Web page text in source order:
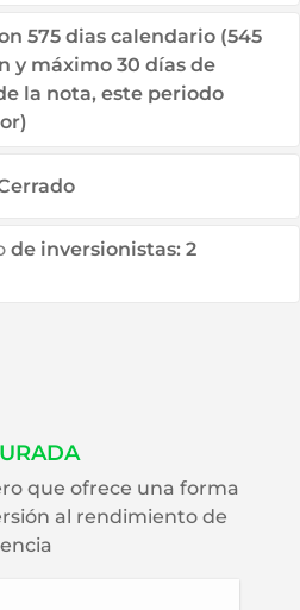
575 dias calendario (545
y máximo 30 días de
la nota, este periodo
de inversionistas: 2
que ofrece una forma
al rendimiento de